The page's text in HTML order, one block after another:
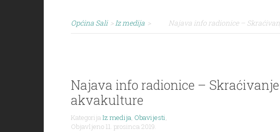
Općina Sali > Iz medija > Najava info radionice –
Najava info radionice –
akvakulture
KategorijaIz medija, Obavijesti,
Objavljeno 11. prosinca 2019.